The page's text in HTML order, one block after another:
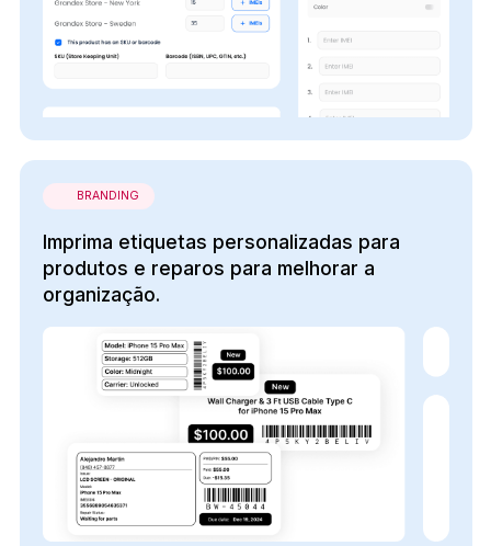
BRANDING
Imprima etiquetas personalizadas para
produtos e reparos para melhorar a
organização.